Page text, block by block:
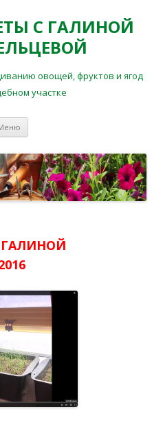
С ГАЛИНОЙ
овощей, фруктов и ягод
участке